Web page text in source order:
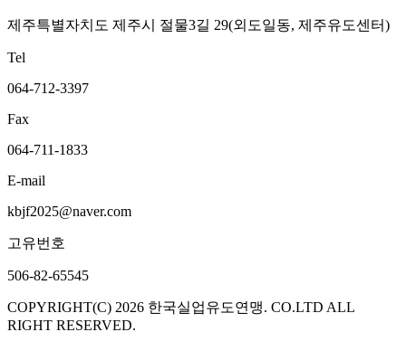
제주특별자치도 제주시 절물3길 29(외도일동, 제주유도센터)
Tel
064-712-3397
Fax
064-711-1833
E-mail
kbjf2025@naver.com
고유번호
506-82-65545
COPYRIGHT(C) 2026 한국실업유도연맹. CO.LTD ALL
RIGHT RESERVED.